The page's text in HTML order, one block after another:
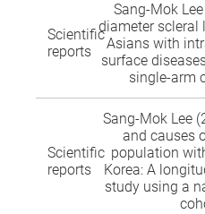
Scientific
reports
Sang‑Mok
diameter scleral
Asians with
surface
single‑arm
Scientific
reports
Sang‑Mok Lee
and causes
population
Korea: A
study using a